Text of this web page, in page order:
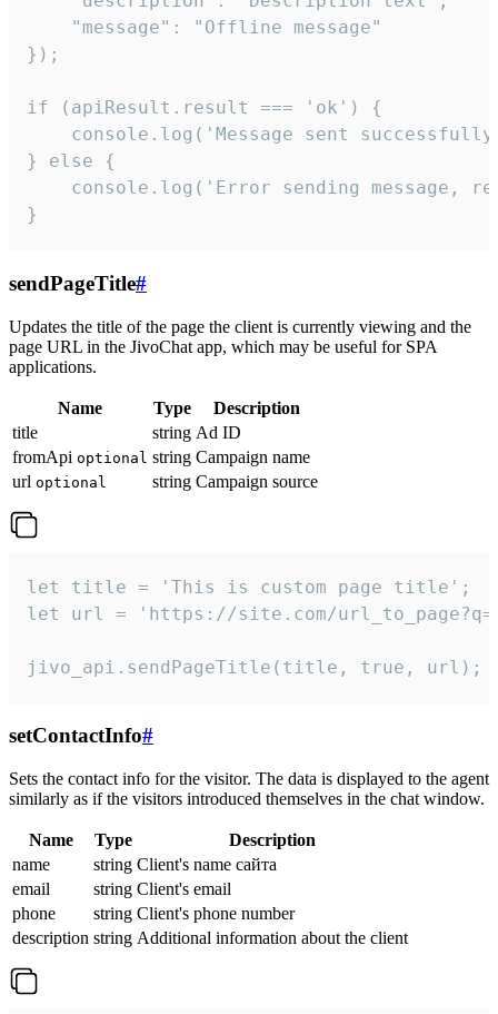
    "message": "Offline message"
});
if (apiResult.result === 'ok') {
console.log('Message sent
} else {
console.log('Error sending message,
}
sendPageTitle#
Updates the title of the page the client is currently viewing and the
page URL in the JivoChat app, which may be useful for SPA
applications.
Name Type
Description
title
string Ad ID
fromApi optional string Campaign name
url optional string Campaign source
let title = 'This is custom page title';
let url = 'https://site.com/
jivo_api.sendPageTitle(title, true, url);
setContactInfo#
Sets the contact info for the visitor. The data is displayed to the agent
similarly as if the visitors introduced themselves in the chat window.
Name Type
Description
name
string Client's name сайта
email
string Client's email
phone
string Client's phone number
description string Additional information about the client